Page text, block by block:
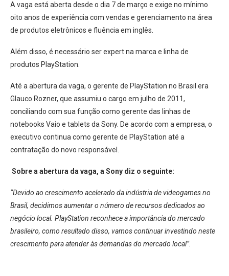
A vaga está aberta desde o dia 7 de março e exige no mínimo
oito anos de experiência com vendas e gerenciamento na área
de produtos eletrônicos e fluência em inglês.
Além disso, é necessário ser expert na marca e linha de
produtos PlayStation.
Até a abertura da vaga, o gerente de PlayStation no Brasil era
Glauco Rozner, que assumiu o cargo em julho de 2011,
conciliando com sua função como gerente das linhas de
notebooks Vaio e tablets da Sony. De acordo com a empresa, o
executivo continua como gerente de PlayStation até a
contratação do novo responsável.
Sobre a abertura da vaga, a Sony diz o seguinte:
“Devido ao crescimento acelerado da indústria de videogames no
Brasil, decidimos aumentar o número de recursos dedicados ao
negócio local. PlayStation reconhece a importância do mercado
brasileiro, como resultado disso, vamos continuar investindo neste
crescimento para atender às demandas do mercado local”.